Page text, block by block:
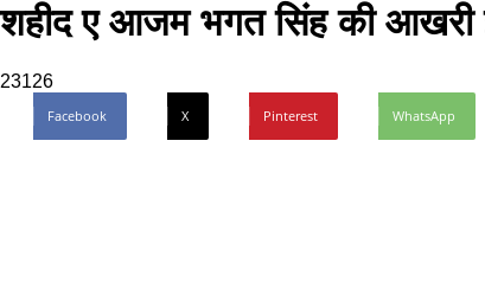
शहीद ए आजम भगत सिंह की
23126
Facebook X Pinterest WhatsApp